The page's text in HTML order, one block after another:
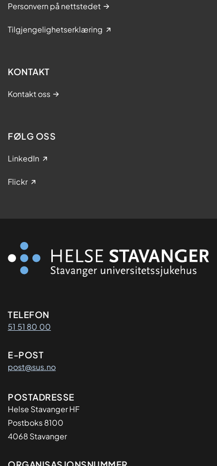
Personvern på nettstedet
Tilgjengelighetserklæring
KONTAKT
Kontakt oss
FØLG OSS
LinkedIn
Flickr
Kontaktinformasjon
TELEFON
51 51 80 00
E-POST
post@sus.no
Adresse
POSTADRESSE
Helse Stavanger HF
Postboks 8100
4068 Stavanger